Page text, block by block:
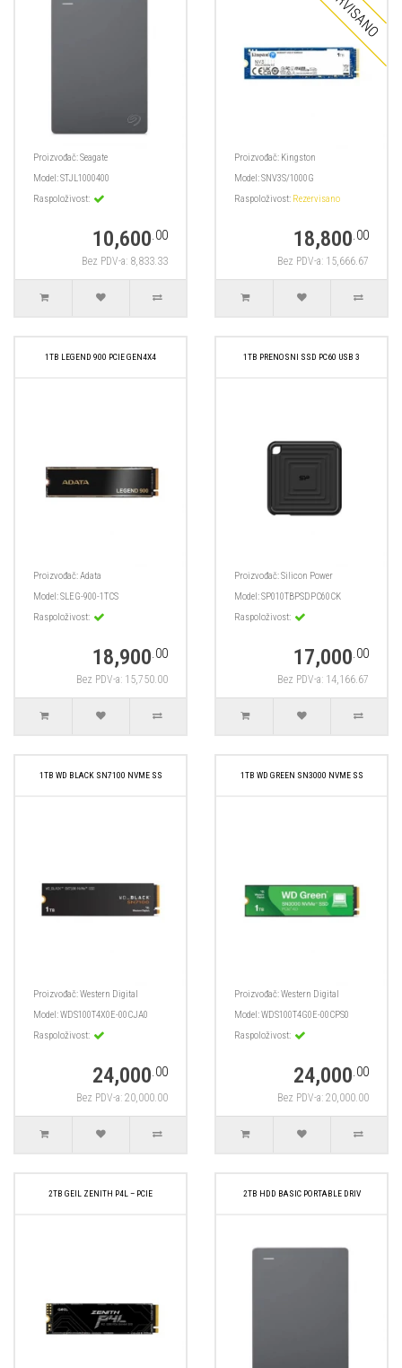
Proizvođač:Seagate
Model:STJL1000400
Raspoloživost:
10,600.00
Bez PDV-a: 8,833.33
Proizvođač: Kingston
Model:SNV3S/1000G
Raspoloživost: Rezervisano
18,800.00
Bez PDV-a: 15,666.67
1TB LEGEND 900 PCIE GEN4X4
Proizvođač:Adata
Model:SLEG-900-1TCS
Raspoloživost:
18,900.00
Bez PDV-a: 15,750.00
1TB PRENOSNI SSD PC60 USB 3
Proizvođač:Silicon Power
Model:SP010TBPSDPC60CK
Raspoloživost:
17,000.00
Bez PDV-a: 14,166.67
1TB WD BLACK SN7100 NVME SS
Proizvođač:Western Digital
Model:WDS100T4X0E-00CJA0
Raspoloživost:
24,000.00
Bez PDV-a: 20,000.00
1TB WD GREEN SN3000 NVME SS
Proizvođač:Western Digital
Model:WDS100T4G0E-00CPS0
Raspoloživost:
24,000.00
Bez PDV-a: 20,000.00
2TB GEIL ZENITH P4L – PCIE 2TB HDD BASIC PORTABLE DRIV